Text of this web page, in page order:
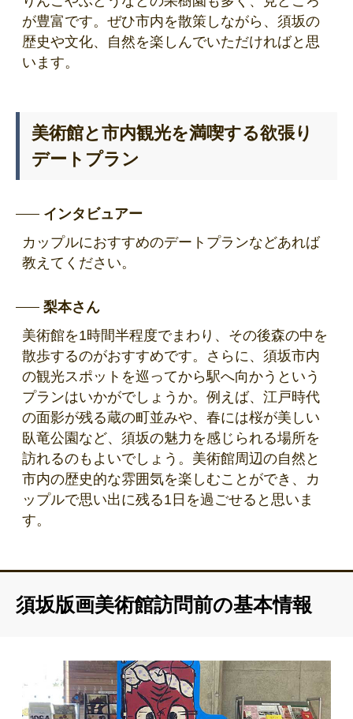
が豊富です。ぜひ市内を散策しながら、須坂の
歴史や文化、自然を楽しんでいただければと思
います。
美術館と市内観光を満喫する欲張り
デートプラン
インタビュアー
カップルにおすすめのデートプランなどあれば
教えてください。
梨本さん
美術館を1時間半程度でまわり、その後森の中を
散歩するのがおすすめです。さらに、須坂市内
の観光スポットを巡ってから駅へ向かうという
プランはいかがでしょうか。例えば、江戸時代
の面影が残る蔵の町並みや、春には桜が美しい
臥竜公園など、須坂の魅力を感じられる場所を
訪れるのもよいでしょう。美術館周辺の自然と
市内の歴史的な雰囲気を楽しむことができ、カ
ップルで思い出に残る1日を過ごせると思いま
す。
須坂版画美術館訪問前の基本情報